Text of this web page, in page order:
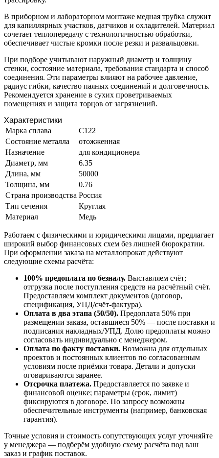
В приборном и лабораторном монтаже медная трубка служит
для капиллярных участков, датчиков и охладителей. Материал
сочетает теплопередачу с технологичностью обработки,
обеспечивает чистые кромки после резки и развальцовки.
При подборе учитывают наружный диаметр и толщину
стенки, состояние материала, требования стандарта и способ
соединения. Эти параметры влияют на рабочее давление,
радиус гибки, качество паяных соединений и долговечность.
Рекомендуется хранение в сухих проветриваемых
помещениях и защита торцов от загрязнений.
Характеристики
Марка сплава
С122
Состояние металла
отожженная
Назначение
для кондиционера
Диаметр, мм
6.35
Длина, мм
50000
Толщина, мм
0.76
Страна производства Россия
Тип сечения
Круглая
Материал
Медь
Работаем с физическими и юридическими лицами, предлагает
широкий выбор финансовых схем без лишней бюрократии.
При оформлении заказа на металлопрокат действуют
следующие схемы расчёта:
100% предоплата по безналу. Выставляем счёт;
отгрузка после поступления средств на расчётный счёт.
Предоставляем комплект документов (договор,
спецификация, УПД/счёт-фактура).
Оплата в два этапа (50/50). Предоплата 50% при
размещении заказа, оставшиеся 50% — после поставки и
подписания накладных/УПД. Долю предоплаты можно
согласовать индивидуально с менеджером.
Оплата по факту поставки. Возможна для отдельных
проектов и постоянных клиентов по согласованным
условиям после приёмки товара. Детали и допуски
оговариваются заранее.
Отсрочка платежа. Предоставляется по заявке и
финансовой оценке; параметры (срок, лимит)
фиксируются в договоре. По запросу возможны
обеспечительные инструменты (например, банковская
гарантия).
Точные условия и стоимость сопутствующих услуг уточняйте
у менеджера — подберём удобную схему расчёта под ваш
заказ и график поставок.